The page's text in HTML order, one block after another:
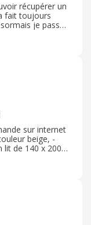
récupérer un
fait toujours
je passe
afin de
commande. Et
suis très
qui fait de
sur internet
beige, -
lit de 140 x 200
Qualité
Nous
et nous
a une